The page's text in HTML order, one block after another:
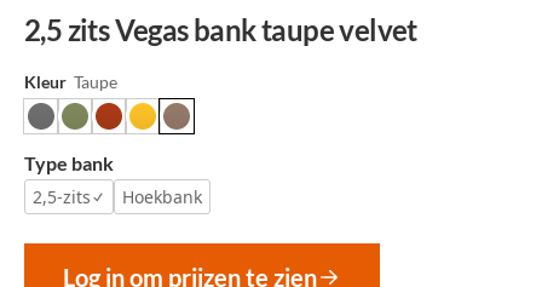
2,5 zits Vegas bank taupe velvet
Kleur Taupe
Type bank
2,5-zits
Hoekbank
Log in om prijzen te zien